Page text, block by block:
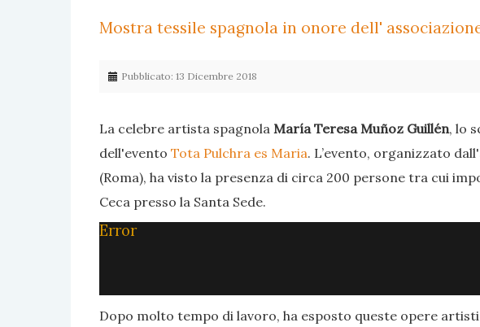
Mostra tessile spagnola in onore dell'
Pubblicato: 13 Dicembre 2018
La celebre artista spagnola María Teresa Muñoz Guillén, lo
dell'evento Tota Pulchra es Maria. L’evento, organizzato
(Roma), ha visto la presenza di circa 200 persone tra cui
Ceca presso la Santa Sede.
Error
Dopo molto tempo di lavoro, ha esposto queste opere